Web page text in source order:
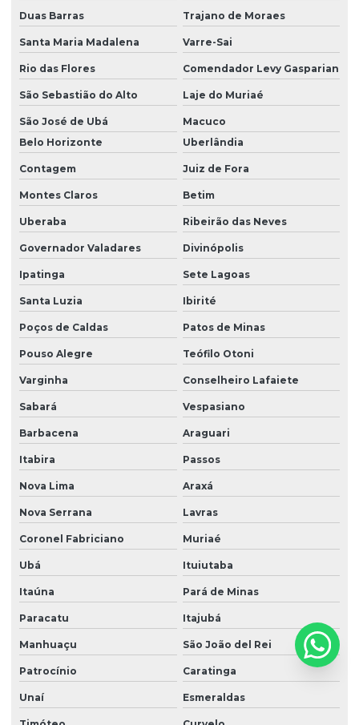
Laudo técnico ltcat
Laudo técnico de periculosidade
Laudo técnico spda
Laudo de vistoria de vizinhança
Laudo de vizinhança cautelar
Laudos de segurança do trabalho para o esocial
Ltcat construção civil
Ltcat para eletricista
Ltcat empresa
Ltcat insalubridade
Ltcat insalubridade e periculosidade
Ltcat laudo
Ltcat para mei
Ltcat para periculosidade
Nr 10 complementar sep
Nr 10 elétrica
Nr 10 reciclagem
Nr 10 treinamento reciclagem
Nr 10 treinamentos
Nr 15 ruído
Nr 17 bancada de trabalho
Nr 17 básico
Nr 20 básico
Nr 20 frentista
Duas Barras Trajano de Moraes
Santa Maria Madalena Varre-Sai
Rio das Flores Comendador Levy Gasparian
São Sebastião do Alto Laje do Muriaé
São José de Ubá
Macuco
Belo Horizonte
Uberlândia
Contagem Juiz de Fora
Montes Claros Betim
Uberaba Ribeirão das Neves
Governador Valadares Divinópolis
Ipatinga Sete Lagoas
Santa Luzia Ibirité
Poços de Caldas Patos de Minas
Pouso Alegre Teófilo Otoni
Varginha Conselheiro Lafaiete
Sabará Vespasiano
Barbacena Araguari
Itabira Passos
Nova Lima Araxá
Nova Serrana Lavras
Coronel Fabriciano Muriaé
Ubá Ituiutaba
Itaúna Pará de Minas
Paracatu Itajubá
Manhuaçu São João del Rei
Patrocínio Caratinga
Unaí Esmeraldas